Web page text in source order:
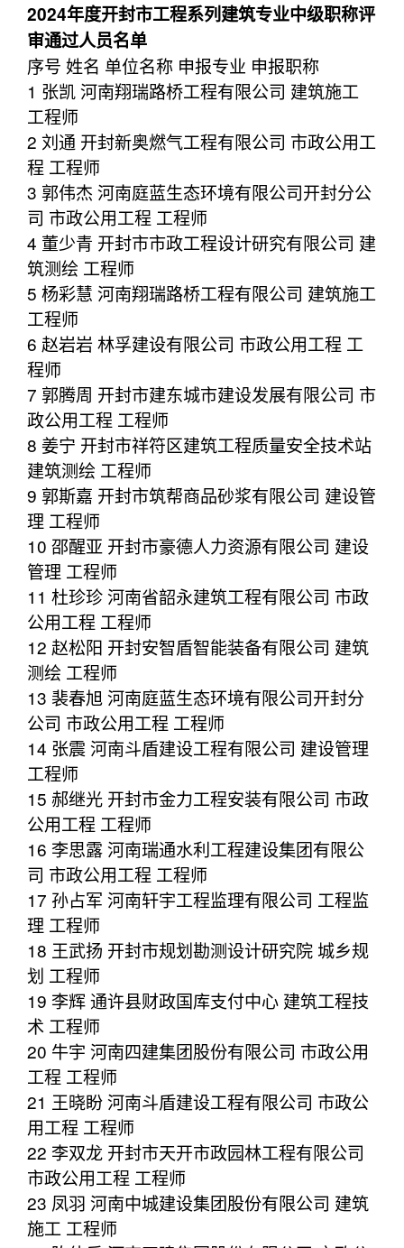
2024年度开封市工程系列建筑专业中级职称评
审通过人员名单
序号 姓名 单位名称 申报专业 申报职称
1 张凯 河南翔瑞路桥工程有限公司 建筑施工
工程师
2 刘通 开封新奥燃气工程有限公司 市政公用工
程 工程师
3 郭伟杰 河南庭蓝生态环境有限公司开封分公
司 市政公用工程 工程师
4 董少青 开封市市政工程设计研究有限公司 建
筑测绘 工程师
5 杨彩慧 河南翔瑞路桥工程有限公司 建筑施工
工程师
6 赵岩岩 林孚建设有限公司 市政公用工程 工
程师
7 郭腾周 开封市建东城市建设发展有限公司 市
政公用工程 工程师
8 姜宁 开封市祥符区建筑工程质量安全技术站
建筑测绘 工程师
9 郭斯嘉 开封市筑帮商品砂浆有限公司 建设管
理 工程师
10 邵醒亚 开封市豪德人力资源有限公司 建设
管理 工程师
11 杜珍珍 河南省韶永建筑工程有限公司 市政
公用工程 工程师
12 赵松阳 开封安智盾智能装备有限公司 建筑
测绘 工程师
13 裴春旭 河南庭蓝生态环境有限公司开封分
公司 市政公用工程 工程师
14 张震 河南斗盾建设工程有限公司 建设管理
工程师
15 郝继光 开封市金力工程安装有限公司 市政
公用工程 工程师
16 李思露 河南瑞通水利工程建设集团有限公
司 市政公用工程 工程师
17 孙占军 河南轩宇工程监理有限公司 工程监
理 工程师
18 王武扬 开封市规划勘测设计研究院 城乡规
划 工程师
19 李辉 通许县财政国库支付中心 建筑工程技
术 工程师
20 牛宇 河南四建集团股份有限公司 市政公用
工程 工程师
21 王晓盼 河南斗盾建设工程有限公司 市政公
用工程 工程师
22 李双龙 开封市天开市政园林工程有限公司
市政公用工程 工程师
23 凤羽 河南中城建设集团股份有限公司 建筑
施工 工程师